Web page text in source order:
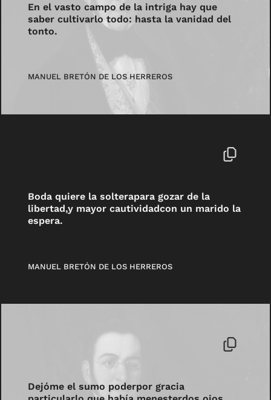
En el vasto campo de la intriga hay que
saber cultivarlo todo: hasta la vanidad del
tonto.
MANUEL BRETÓN DE LOS HERREROS
Boda quiere la solterapara gozar de la
libertad,y mayor cautividadcon un marido la
espera.
MANUEL BRETÓN DE LOS HERREROS
Dejóme el sumo poderpor gracia